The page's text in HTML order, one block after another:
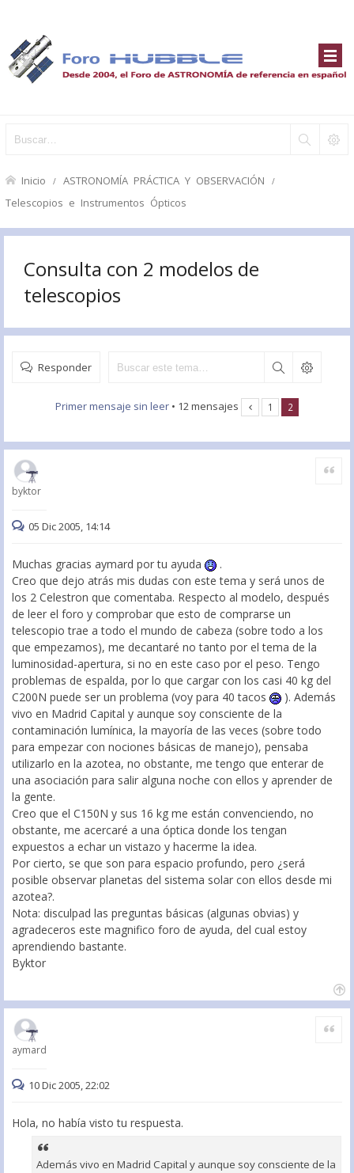
Inicio ASTRONOMÍA PRÁCTICA Y OBSERVACIÓN
Telescopios e Instrumentos Ópticos
Consulta con 2 modelos de
telescopios
Responder
Primer mensaje sin leer • 12 mensajes 1 2
byktor
Citar
05 Dic 2005, 14:14
Muchas gracias aymard por tu ayuda
.
Creo que dejo atrás mis dudas con este tema y será unos de
los 2 Celestron que comentaba. Respecto al modelo, después
de leer el foro y comprobar que esto de comprarse un
telescopio trae a todo el mundo de cabeza (sobre todo a los
que empezamos), me decantaré no tanto por el tema de la
luminosidad-apertura, si no en este caso por el peso. Tengo
problemas de espalda, por lo que cargar con los casi 40 kg del
C200N puede ser un problema (voy para 40 tacos
). Además
vivo en Madrid Capital y aunque soy consciente de la
contaminación lumínica, la mayoría de las veces (sobre todo
para empezar con nociones básicas de manejo), pensaba
utilizarlo en la azotea, no obstante, me tengo que enterar de
una asociación para salir alguna noche con ellos y aprender de
la gente.
Creo que el C150N y sus 16 kg me están convenciendo, no
obstante, me acercaré a una óptica donde los tengan
expuestos a echar un vistazo y hacerme la idea.
Por cierto, se que son para espacio profundo, pero ¿será
posible observar planetas del sistema solar con ellos desde mi
azotea?.
Nota: disculpad las preguntas básicas (algunas obvias) y
agradeceros este magnifico foro de ayuda, del cual estoy
aprendiendo bastante.
Byktor
aymard
Citar
10 Dic 2005, 22:02
Hola, no había visto tu respuesta.
Además vivo en Madrid Capital y aunque soy consciente de la